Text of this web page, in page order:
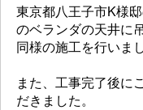
東京都八王子市K様
のベランダの天井に
同様の施工を行いまし
また、工事完了後に
だきました。